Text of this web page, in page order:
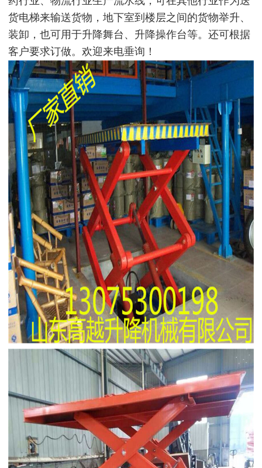
货电梯来输送货物，地下室到楼层之间的货物举升、
装卸，也可用于升降舞台、升降操作台等。还可根据
客户要求订做。欢迎来电垂询！